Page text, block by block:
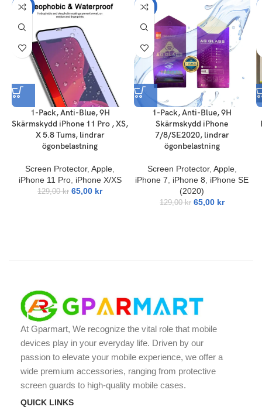
-50%
1-Pack, Anti-Blue, 9H
Skärmskydd iPhone 11 Pro , XS,
X 5.8 Tums, lindrar
ögonbelastning
Screen Protector, Apple,
iPhone 11 Pro, iPhone X/XS
129,00kr 65,00 kr
-50%
1-Pack, Anti-Blue, 9H
Skärmskydd iPhone
7/8/SE2020, lindrar
ögonbelastning
Screen Protector, Apple,
iPhone 7, iPhone 8, iPhone SE
(2020)
129,00kr 65,00 kr
At Gparmart, We recognize the vital role that mobile
devices play in your everyday life. Driven by our
passion to elevate your mobile experience, we offer a
wide premium accessories, ranging from protective
screen guards to high-quality mobile cases.
QUICK LINKS